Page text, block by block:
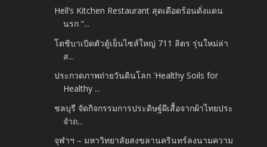
Hell’s Kitchen Restaurant สุดเดือดร้อนดั่งแดน
นรก “...
โตชิบาเปิดตัวตู้เย็นไซส์ใหญ่ 711 ลิตร รุ่นใหม่ล่า
ส...
ประกวดภาพถ่ายวันดินโลก 'Healthy Soils for
Healthy ...
ชลบุรี จัดกิจกรรมการประดิษฐ์ผีเสื้อจากผ้าไทยประ
จำถ...
จุฬาฯ – มหาวิทยาลัยสงขลานครินทร์ลงนามความ